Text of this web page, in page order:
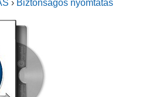
› Biztonságos nyomtatás